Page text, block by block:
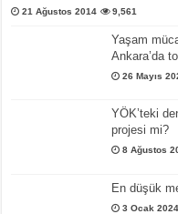
21 Ağustos 2014 9,561
Yaşam
Ankara’da
26 Mayıs
YÖK’teki
projesi mi?
8 Ağustos
En düşük
3 Ocak 2024